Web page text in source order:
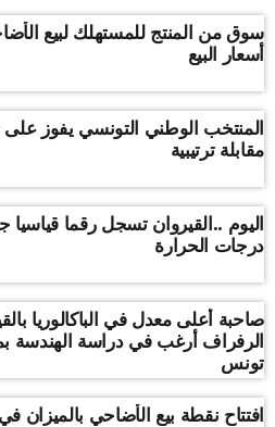
سوق من المنتج للمستهلك لبيع
أسعار البيع
المنتخب الوطني التونسي يفوز
مقابلة ترتيبية
اليوم ..القيروان تسجل رقما قياسيا
درجات الحرارة
صاحبة أعلى معدل في الباكالوريا
الرفراف أرغب في دراسة الهندسة
تونس
افتتاح نقطة بيع الأضاحي بالميزان